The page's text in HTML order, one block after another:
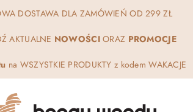
DOSTAWA DLA ZAMÓWIEŃ OD 299 ZŁ
AKTUALNE NOWOŚCIORAZ PROMOCJE
na WSZYSTKIE PRODUKTY z kodem WAKACJE